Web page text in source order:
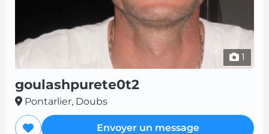
1
goulashpurete0t2
Pontarlier, Doubs
Envoyer un message